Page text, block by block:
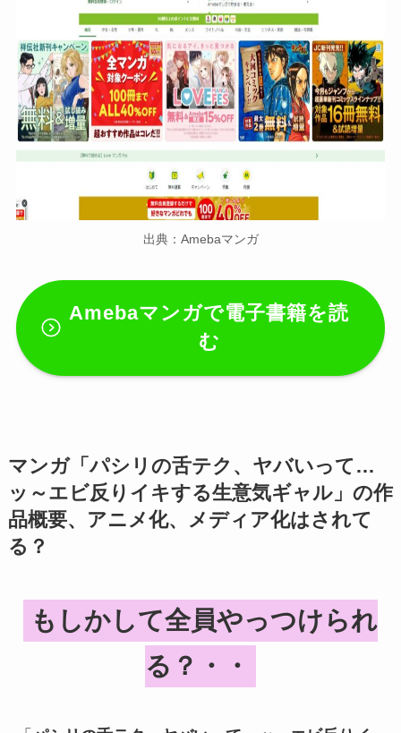
出典：Amebaマンガ
Amebaマンガで電子書籍を読
む
マンガ「パシリの舌テク、ヤバいって…
ッ～エビ反りイキする生意気ギャル」の作
品概要、アニメ化、メディア化はされて
る？
もしかして全員やっつけられ
る？・・